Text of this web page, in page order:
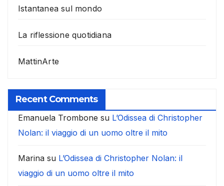
Istantanea sul mondo
La riflessione quotidiana
MattinArte
Recent Comments
Emanuela Trombone su L’Odissea di Christopher
Nolan: il viaggio di un uomo oltre il mito
Marina su L’Odissea di Christopher Nolan: il
viaggio di un uomo oltre il mito